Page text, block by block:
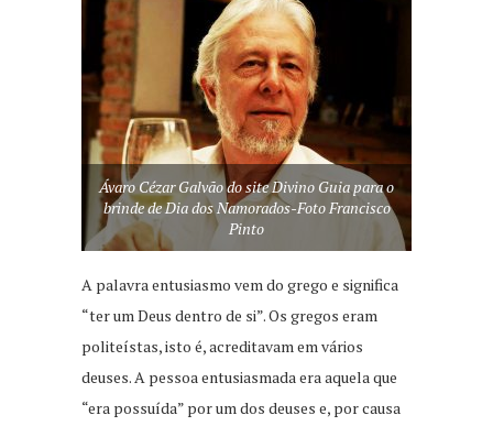
Ávaro Cézar Galvão do site Divino Guia para o
brinde de Dia dos Namorados-Foto Francisco
Pinto
A palavra entusiasmo vem do grego e significa
“ter um Deus dentro de si”. Os gregos eram
politeístas, isto é, acreditavam em vários
deuses. A pessoa entusiasmada era aquela que
“era possuída” por um dos deuses e, por causa